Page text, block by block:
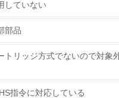
していない
部品
トリッジ方式でないので対象
指令に対応している